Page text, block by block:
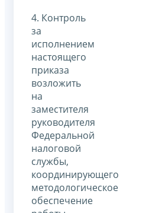
4. Контроль
за
исполнением
настоящего
приказа
возложить
на
заместителя
руководителя
Федеральной
налоговой
службы,
координирующего
методологическое
обеспечение